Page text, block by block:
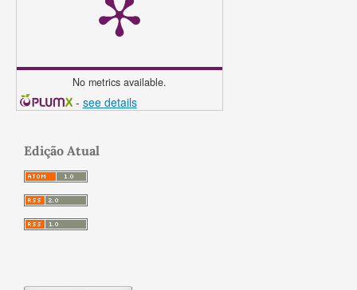
No metrics available.
- see details
Edição Atual